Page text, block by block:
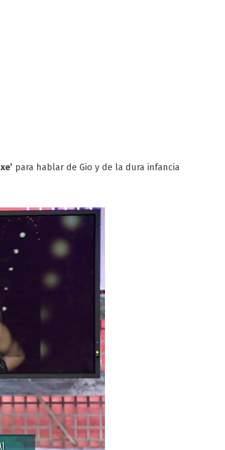
para hablar de Gio y de la dura infancia